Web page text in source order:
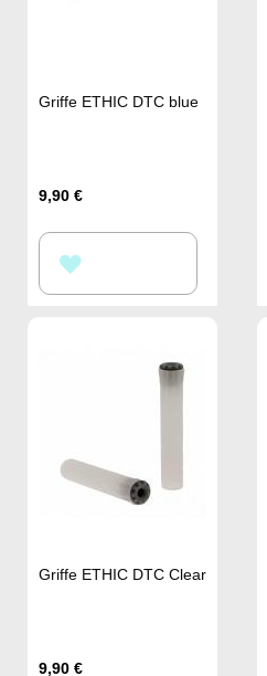
Griffe ETHIC DTC blue
9,90 €
WUNSCHLISTE
Griffe ETHIC DTC Clear
9,90 €